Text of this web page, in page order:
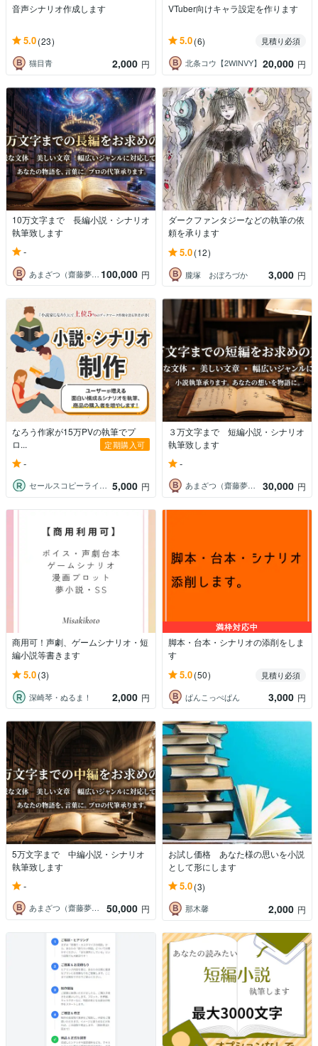
音声シナリオ作成します
5.0(23)
猫目青 2,000 円
VTuber向けキャラ設定を作ります
5.0(6)
見積り必須
北条コウ【2WINVY】 20,000 円
10万文字まで 長編小説・シナリオ
執筆致します
-
あまざつ（齋藤夢斗） 100,000 円
ダークファンタジーなどの執筆の依
頼を承ります
5.0(12)
朧塚 おぼろづか 3,000 円
なろう作家が15万PVの執筆でプ
ロ...
定期購入可
-
セールスコピーライター｜工藤 修平 5,000 円
３万文字まで 短編小説・シナリオ
執筆致します
-
あまざつ（齋藤夢斗） 30,000 円
商用可！声劇、ゲームシナリオ・短
編小説等書きます
5.0(3)
深崎琴・ぬるま！ 2,000 円
満枠対応中
脚本・台本・シナリオの添削をしま
す
5.0(50)
見積り必須
ぱんこっぺぱん
3,000 円
5万文字まで 中編小説・シナリオ
執筆致します
-
あまざつ（齋藤夢斗） 50,000 円
お試し価格 あなた様の思いを小説
として形にします
5.0(3)
那木馨 2,000 円